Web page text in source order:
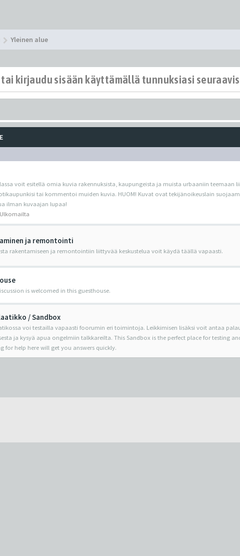
Yleinen alue
kirjaudu sisään käyttämällä tunnuksiasi
voit esitellä omia kuvia rakennuksista, kaupungeista ja muista urbaaniin teemaan
tai kommentoi muiden kuvia. HUOM! Kuvat ovat tekijänoikeuslain
ilman kuvaajan lupaa!
Ulkomailta
ja remontointi
rakentamiseen ja remontointiin liittyvää keskustelua voit käydä täällä vapaasti.
is welcomed in this guesthouse.
/ Sandbox
voi testailla vapaasti foorumin eri toimintoja. Leikkimisen lisäksi voit antaa
ja kysyä apua ongelmiin talkkareilta. This Sandbox is the perfect place for testing
for help here will get you answers quickly.